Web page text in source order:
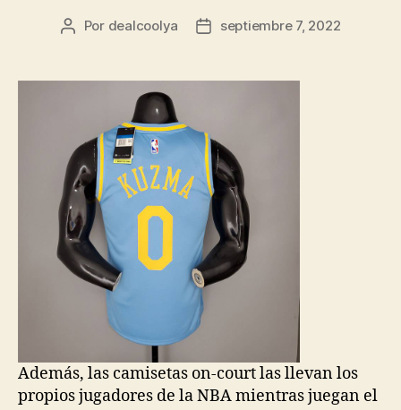
Autor
entrada
Por dealcoolya
Fecha
entrada
septiembre 7, 2022
Además, las camisetas on-court las llevan los
propios jugadores de la NBA mientras juegan el